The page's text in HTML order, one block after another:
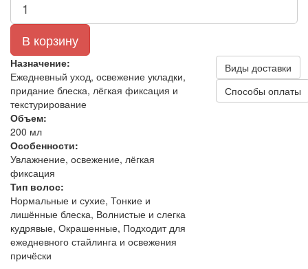
В корзину
Назначение:
Ежедневный уход, освежение укладки,
придание блеска, лёгкая фиксация и
текстурирование
Объем:
200 мл
Особенности:
Увлажнение, освежение, лёгкая
фиксация
Тип волос:
Нормальные и сухие, Тонкие и
лишённые блеска, Волнистые и слегка
кудрявые, Окрашенные, Подходит для
ежедневного стайлинга и освежения
причёски
Виды доставки
Способы оплаты